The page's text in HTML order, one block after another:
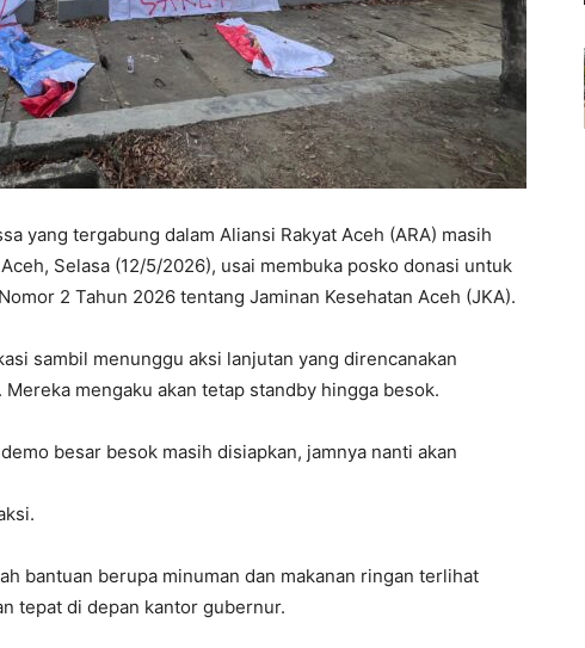
yang tergabung dalam Aliansi Rakyat Aceh (ARA) masih
Selasa (12/5/2026), usai membuka posko donasi untuk
2 Tahun 2026 tentang Jaminan Kesehatan Aceh (JKA).
sambil menunggu aksi lanjutan yang direncanakan
mengaku akan tetap standby hingga besok.
besar besok masih disiapkan, jamnya nanti akan
bantuan berupa minuman dan makanan ringan terlihat
tepat di depan kantor gubernur.